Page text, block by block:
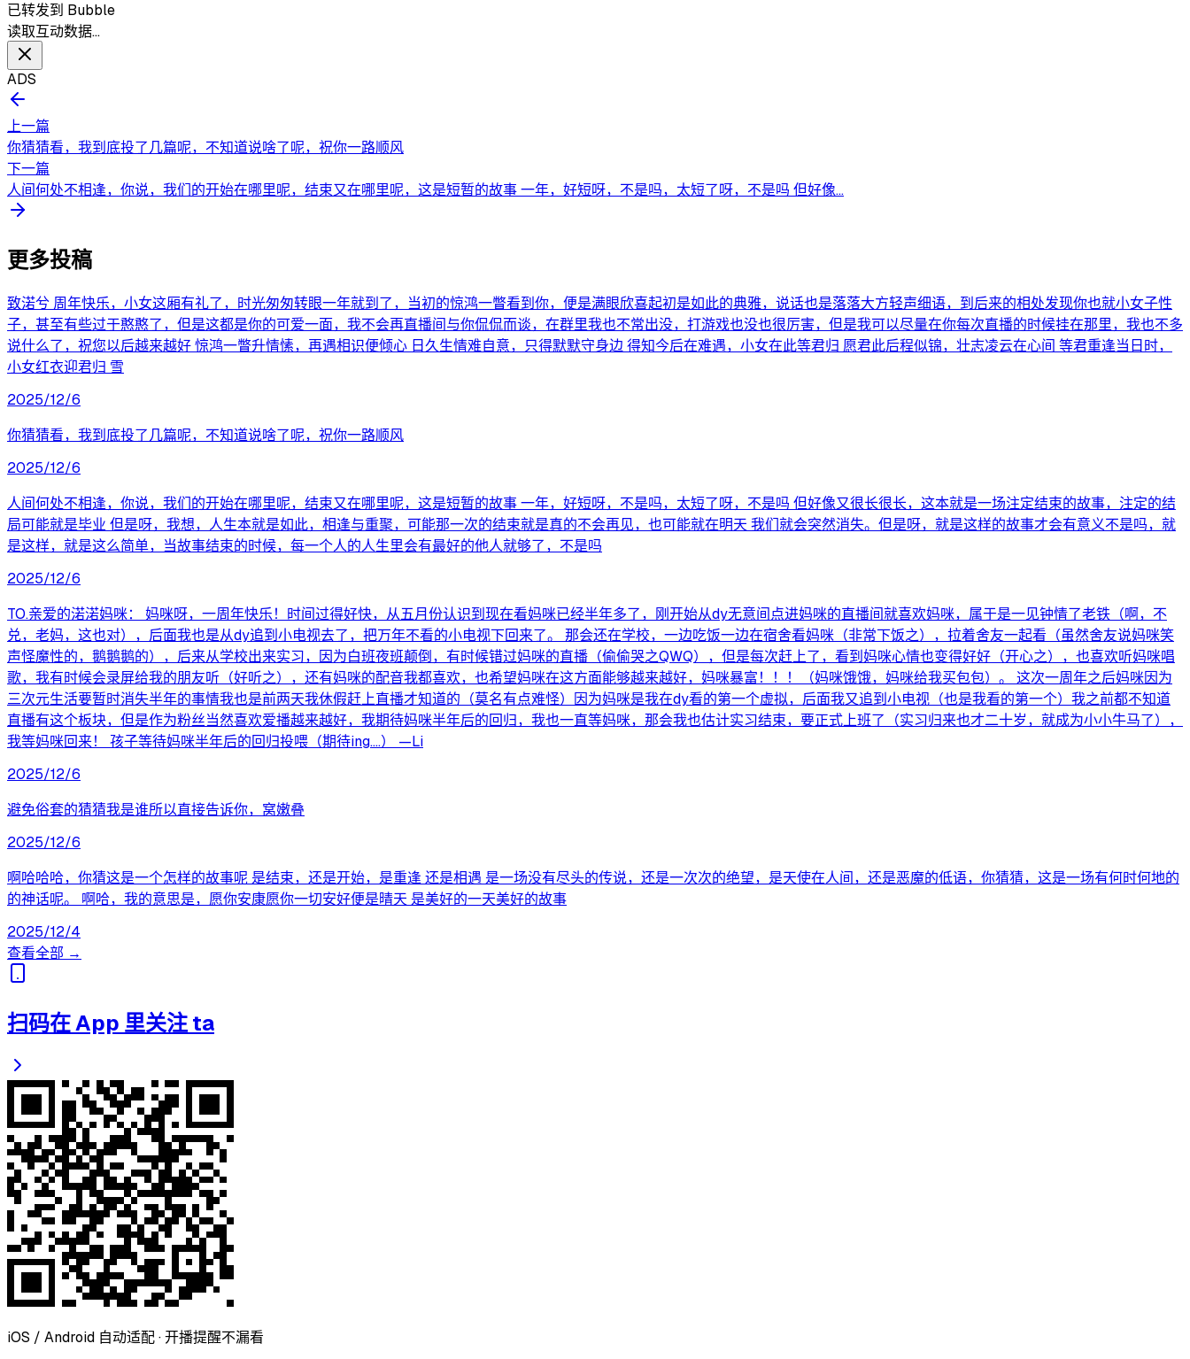
已转发到 Bubble
读取互动数据…
ADS
上一篇
你猜猜看，我到底投了几篇呢，不知道说啥了呢，祝你一路顺风
下一篇
人间何处不相逢，你说，我们的开始在哪里呢，结束又在哪里呢，这是短暂的故事 一年，好短呀，不是吗，太短了呀，不是吗 但好像...
更多投稿
致渃兮 周年快乐，小女这厢有礼了，时光匆匆转眼一年就到了，当初的惊鸿一瞥看到你，便是满眼欣喜起初是如此的典雅，说话也是落落大方轻声细语，到后来的相处发现你也就小女子性
子，甚至有些过于憨憨了，但是这都是你的可爱一面，我不会再直播间与你侃侃而谈，在群里我也不常出没，打游戏也没也很厉害，但是我可以尽量在你每次直播的时候挂在那里，我也不多
说什么了，祝您以后越来越好 惊鸿一瞥升情愫，再遇相识便倾心 日久生情难自意，只得默默守身边 得知今后在难遇，小女在此等君归 愿君此后程似锦，壮志凌云在心间 等君重逢当日时，
小女红衣迎君归 雪
2025/12/6
你猜猜看，我到底投了几篇呢，不知道说啥了呢，祝你一路顺风
2025/12/6
人间何处不相逢，你说，我们的开始在哪里呢，结束又在哪里呢，这是短暂的故事 一年，好短呀，不是吗，太短了呀，不是吗 但好像又很长很长，这本就是一场注定结束的故事，注定的结
局可能就是毕业 但是呀，我想，人生本就是如此，相逢与重聚，可能那一次的结束就是真的不会再见，也可能就在明天 我们就会突然消失。但是呀，就是这样的故事才会有意义不是吗，就
是这样，就是这么简单，当故事结束的时候，每一个人的人生里会有最好的他人就够了，不是吗
2025/12/6
TO.亲爱的渃渃妈咪： 妈咪呀，一周年快乐！时间过得好快，从五月份认识到现在看妈咪已经半年多了，刚开始从dy无意间点进妈咪的直播间就喜欢妈咪，属于是一见钟情了老铁（啊，不
兑，老妈，这也对），后面我也是从dy追到小电视去了，把万年不看的小电视下回来了。 那会还在学校，一边吃饭一边在宿舍看妈咪（非常下饭之），拉着舍友一起看（虽然舍友说妈咪笑
声怪魔性的，鹅鹅鹅的），后来从学校出来实习，因为白班夜班颠倒，有时候错过妈咪的直播（偷偷哭之QWQ），但是每次赶上了，看到妈咪心情也变得好好（开心之），也喜欢听妈咪唱
歌，我有时候会录屏给我的朋友听（好听之），还有妈咪的配音我都喜欢，也希望妈咪在这方面能够越来越好，妈咪暴富！！！（妈咪饿饿，妈咪给我买包包）。 这次一周年之后妈咪因为
三次元生活要暂时消失半年的事情我也是前两天我休假赶上直播才知道的（莫名有点难怪）因为妈咪是我在dy看的第一个虚拟，后面我又追到小电视（也是我看的第一个）我之前都不知道
直播有这个板块，但是作为粉丝当然喜欢爱播越来越好，我期待妈咪半年后的回归，我也一直等妈咪，那会我也估计实习结束，要正式上班了（实习归来也才二十岁，就成为小小牛马了），
我等妈咪回来！ 孩子等待妈咪半年后的回归投喂（期待ing....） —Li
2025/12/6
避免俗套的猜猜我是谁所以直接告诉你，窝嫩叠
2025/12/6
啊哈哈哈，你猜这是一个怎样的故事呢 是结束，还是开始，是重逢 还是相遇 是一场没有尽头的传说，还是一次次的绝望，是天使在人间，还是恶魔的低语，你猜猜，这是一场有何时何地的
的神话呢。 啊哈，我的意思是，愿你安康愿你一切安好便是晴天 是美好的一天美好的故事
2025/12/4
查看全部 →
扫码在 App 里关注 ta
iOS / Android 自动适配 · 开播提醒不漏看